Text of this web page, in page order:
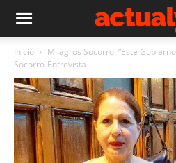
Inicio Milagros Socorro: “Este
Socorro-Entrevista